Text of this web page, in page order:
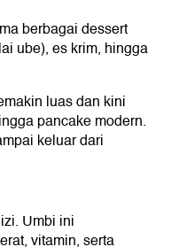
berbagai dessert
ube), es krim, hingga
luas dan kini
pancake modern.
keluar dari
Umbi ini
vitamin, serta